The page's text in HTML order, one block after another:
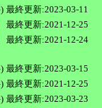
最終更新:2023-03-11
最終更新:2021-12-25
最終更新:2021-12-24
最終更新:2023-03-15
最終更新:2021-12-25
最終更新:2023-03-23